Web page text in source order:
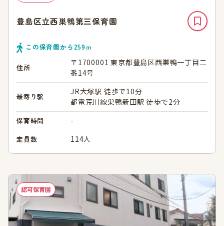
豊島区立西巣鴨第三保育園
この保育園から 259ｍ
住所
〒1700001 東京都豊島区西巣鴨一丁目二
番14号
最寄り駅
JR大塚駅 徒歩で10分
都電荒川線巣鴨新田駅 徒歩で2分
保育時間 -
定員数 114人
認可保育園